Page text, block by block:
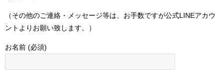
（その他のご連絡・メッセージ等は、お手数ですが公式LINEアカウ
ントよりお願い致します。）
お名前 (必須)